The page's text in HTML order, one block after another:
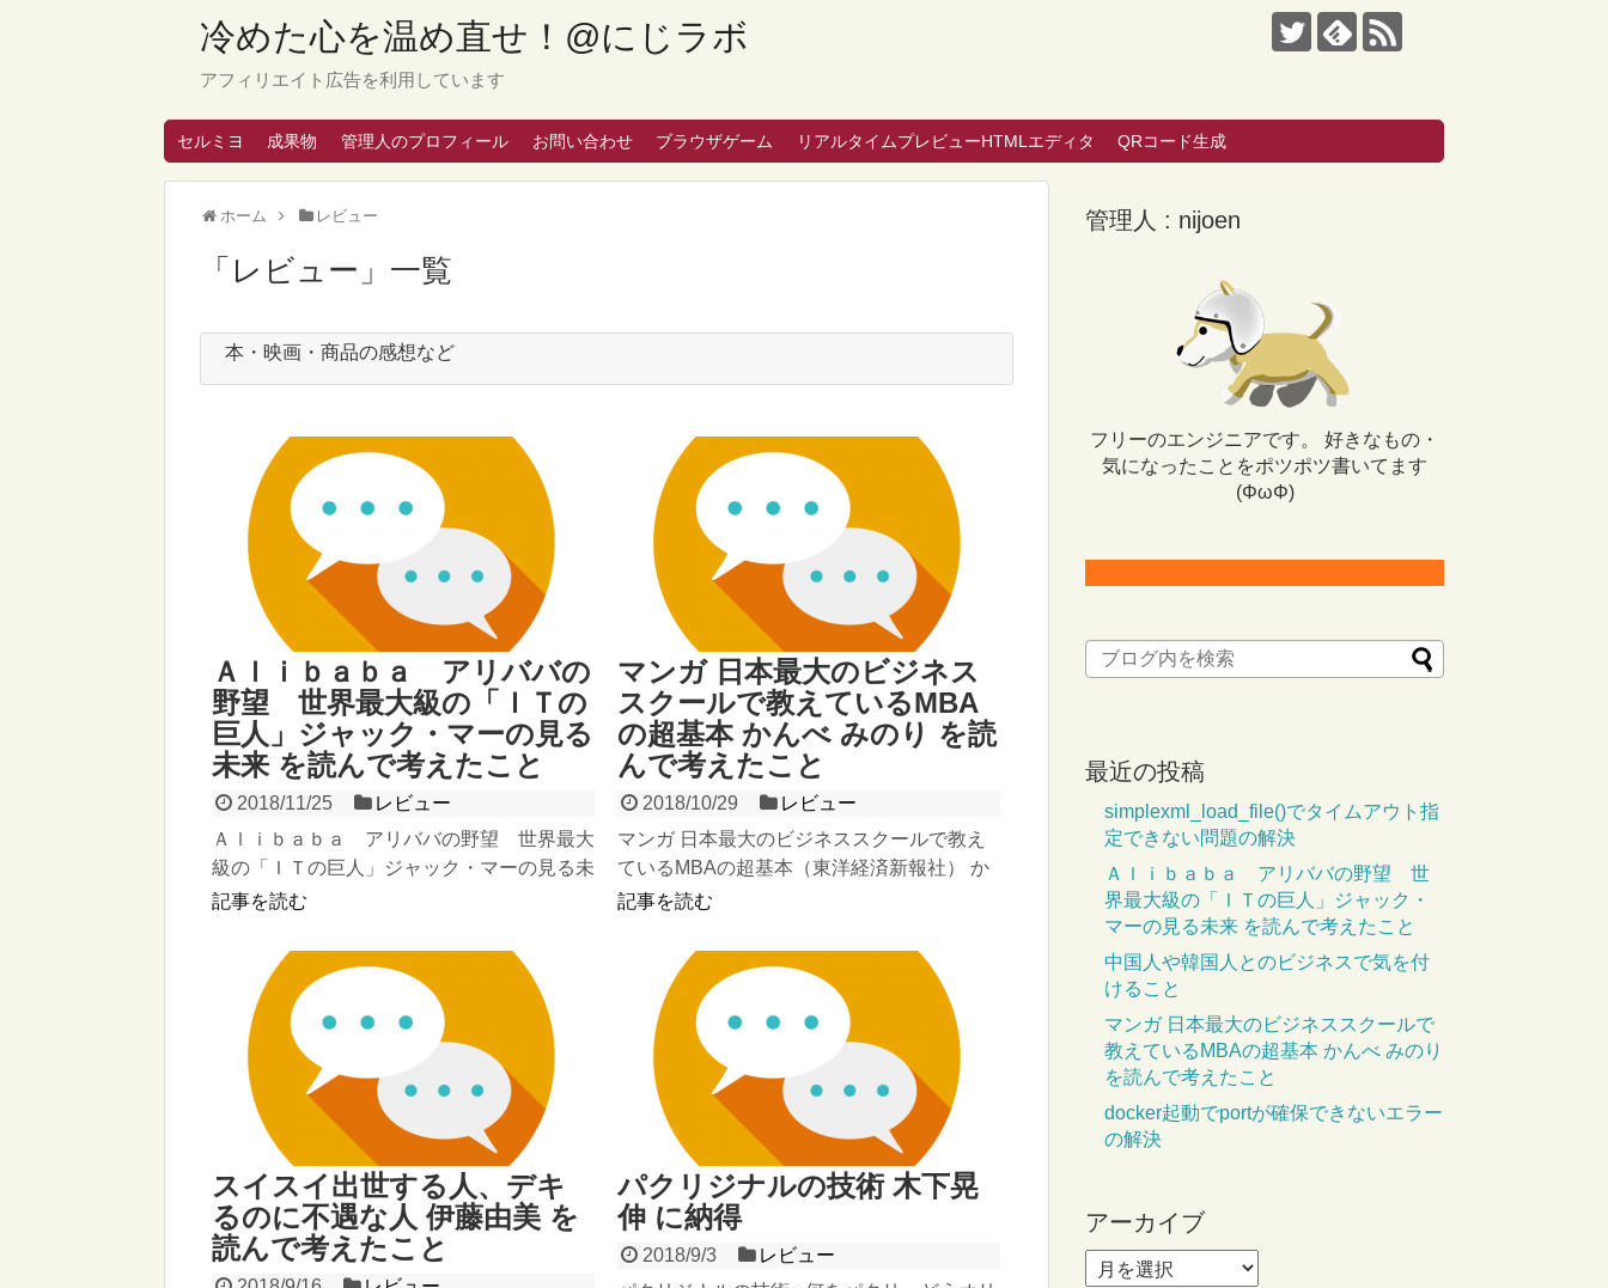
冷めた心を温め直せ！@にじラボ
アフィリエイト広告を利用しています
セルミヨ 成果物 管理人のプロフィール お問い合わせ ブラウザゲーム リアルタイムプレビューHTMLエディタ QRコード生成
ホーム レビュー
「 レビュー 」 一覧
本・映画・商品の感想など
Ａｌｉｂａｂａ アリババの
野望 世界最大級の「ＩＴの
巨人」ジャック・マーの見る
未来 を読んで考えたこと
2018/11/25
レビュー
Ａｌｉｂａｂａ アリババの野望 世界最大
級の「ＩＴの巨人」ジャック・マーの見る未
来 王 利芬,李 翔 KADOKAWA / 角川書店 20...
記事を読む
マンガ 日本最大のビジネス
スクールで教えているMBA
の超基本 かんべ みのり を読
んで考えたこと
2018/10/29
レビュー
マンガ 日本最大のビジネススクールで教え
ているMBAの超基本（東洋経済新報社） か
んべ みのり 東洋経済新報社 2014-11-21売り
記事を読む
スイスイ出世する人、デキ
るのに不遇な人 伊藤由美 を
読んで考えたこと
パクリジナルの技術 木下晃
伸 に納得
2018/9/3
レビュー
管理人 : nijoen
フリーのエンジニアです。 好きなもの・
気になったことをポツポツ書いてます
(ΦωΦ)
最近の投稿
simplexml_load_file()でタイムアウト指
定できない問題の解決
Ａｌｉｂａｂａ アリババの野望 世
界最大級の「ＩＴの巨人」ジャック・
マーの見る未来 を読んで考えたこと
中国人や韓国人とのビジネスで気を付
けること
マンガ 日本最大のビジネススクールで
教えているMBAの超基本 かんべ みのり
を読んで考えたこと
docker起動でportが確保できないエラー
の解決
アーカイブ